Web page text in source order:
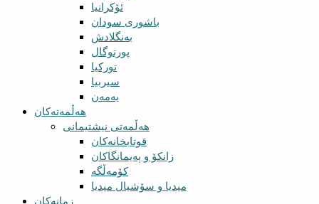
ئۆکرانیا
باشوری سودان
بەنگلادش
پورتوگال
تورکیا
سیربیا
یەمەن
هەڵمەتەکان
هەڵمەتی نیشتیمانی
قوتابخانەکان
زانکۆ و پەیمانگاکان
کۆمەڵگە
میدیا و سۆشیال میدیا
زمانەکان